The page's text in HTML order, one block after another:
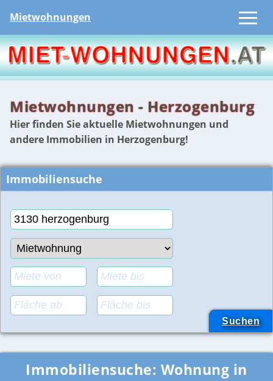
Mietwohnungen
Mietwohnungen - Herzogenburg
Hier finden Sie aktuelle Mietwohnungen und
andere Immobilien in Herzogenburg!
Immobiliensuche
Immobiliensuche: Wohnung in